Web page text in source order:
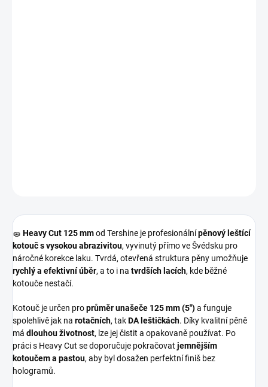
🧽 Heavy Cut 125 mmod Tershine je profesionálnípěnový leštící
kotouč s vysokou abrazivitou, vyvinutý přímo ve Švédsku pro
náročné korekce laku. Tvrdá, otevřená struktura pěny umožňuje
rychlý a efektivní úběr, a to i na tvrdších lacích, kde běžné
kotouče nestačí.
Kotouč je určen proprůměr unašeče 125 mm (5")a funguje
spolehlivě jak na rotačních, takDA leštičkách. Díky kvalitní pěně
má dlouhou životnost, lze jej čistit a opakovaně používat. Po
práci s Heavy Cut se doporučuje pokračovat jemnějším
kotoučem a pastou, aby byl dosažen perfektní finiš bez
hologramů.